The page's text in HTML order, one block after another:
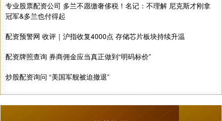
专业股票配资公司 多兰不愿缴奢侈税！名记：不理解 尼克斯才刚拿
冠军&多兰也付得起
配资预警网 收评｜沪指收复4000点 存储芯片板块持续升温
配资牌照查询 券商佣金应当真正做到“明码标价”
炒股配资询问 “美国军舰被迫撤退”